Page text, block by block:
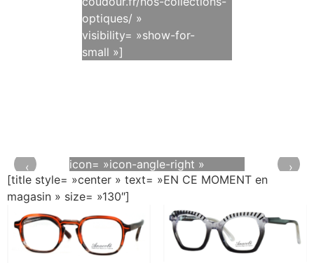
optiques/ »
visibility= »show-for-
small »]
icon= »icon-angle-right »
link= »https://optique-
coudour.fr/product-
category/collections/collections-
solaires/rayban-solaires/ »]
‹
›
[title style= »center » text= »EN CE MOMENT en
magasin » size= »130″]